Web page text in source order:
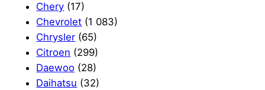
Chery (17)
Chevrolet (1 083)
Chrysler (65)
Citroen (299)
Daewoo (28)
Daihatsu (32)